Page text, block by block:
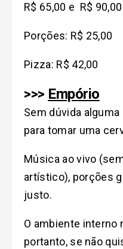
R$ 65,00 e R$ 90,00
Porções: R$ 25,00
Pizza: R$ 42,00
>>> Empório
Sem dúvida
para tomar uma
Música ao vivo
artístico), porções
justo.
O ambiente interno
portanto, se não